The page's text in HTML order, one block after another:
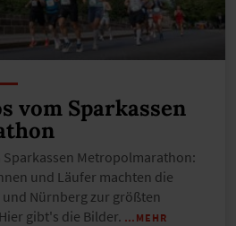
vom Sparkassen
Metropolmarathon:
und Läufer machten die
Nürnberg zur größten
gibt's die Bilder. …MEHR